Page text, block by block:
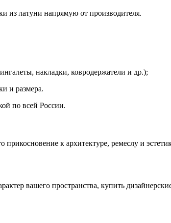
из латуни напрямую от производителя.
накладки, ковродержатели и др.);
и размера.
по всей России.
прикосновение к архитектуре, ремеслу и
вашего пространства, купить